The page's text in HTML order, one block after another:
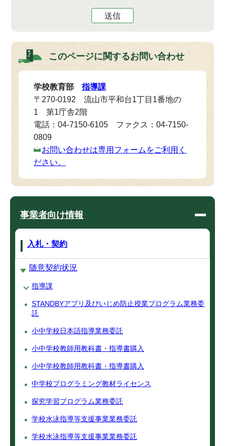
送信
このページに関するお問い合わせ
学校教育部指導課
〒270-0192 流山市平和台1丁目1番地の
1 第1庁舎2階
電話：04-7150-6105 ファクス：04-7150-
0809
お問い合わせは専用フォームをご利用く
ださい。
事業者向け情報
入札・契約
随意契約状況
指導課
STANDBYアプリ及びいじめ防止授業プログラム業務委
託
小中学校日本語指導業務委託
小中学校教師用教科書・指導書購入
小中学校教師用教科書・指導書購入
中学校プログラミング教材ライセンス
探究学習プログラム業務委託
学校水泳指導等支援事業業務委託
学校水泳指導等支援事業業務委託